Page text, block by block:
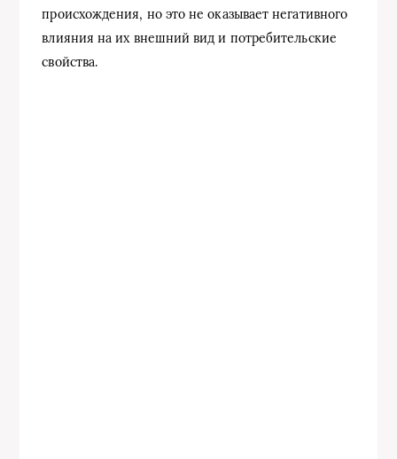
происхождения, но это не оказывает негативного
влияния на их внешний вид и потребительские
свойства.